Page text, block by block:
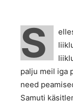
S
palju meil iga
need
Samuti